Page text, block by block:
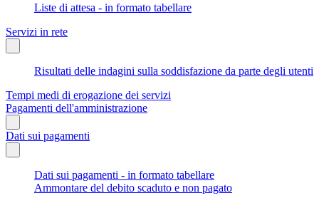
Liste di attesa - in formato tabellare
Servizi in rete
Risultati delle indagini sulla soddisfazione da parte degli utenti
Tempi medi di erogazione dei servizi
Pagamenti dell'amministrazione
Dati sui pagamenti
Dati sui pagamenti - in formato tabellare
Ammontare del debito scaduto e non pagato